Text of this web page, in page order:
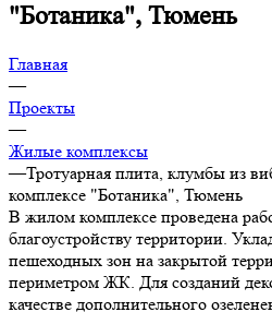
"Ботаника", Тюмень
Главная
—
Проекты
—
Жилые комплексы
—Тротуарная плита, клумбы из
комплексе "Ботаника", Тюмень
В жилом комплексе проведена
благоустройству территории.
пешеходных зон на закрытой
периметром ЖК. Для созданий
качестве дополнительного